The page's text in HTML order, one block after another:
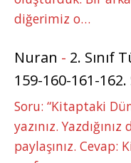
diğerimiz o…
Nuran - 2. Sınıf
159-160-161-162.
Soru: “Kitaptaki
yazınız.
paylaşınız. Cevap: